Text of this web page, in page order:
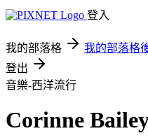
登入
我的部落格 我的部落格
登出
音樂-西洋流行
Corinne